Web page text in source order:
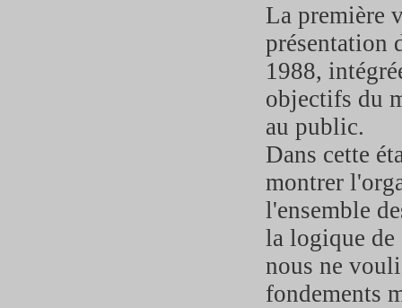
La première
présentation
1988,
objectifs du
au public.
Dans cette
montrer
l'ensemble
la logique de
nous ne
fondements